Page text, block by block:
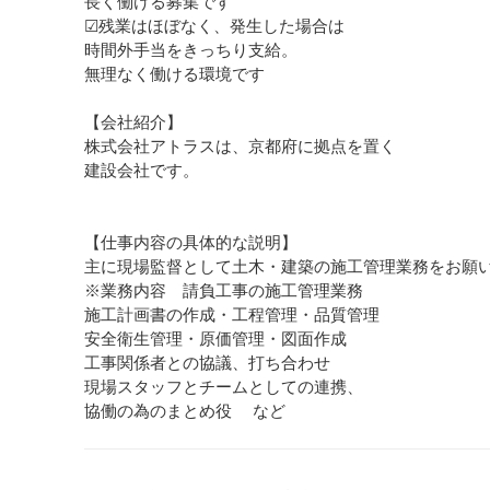
☑残業はほぼなく、発生した場合は
時間外手当をきっちり支給。
無理なく働ける環境です
【会社紹介】
株式会社アトラスは、京都府に拠点を置く
建設会社です。
【仕事内容の具体的な説明】
主に現場監督として土木・建築の施工管理業務をお願
※業務内容 請負工事の施工管理業務
施工計画書の作成・工程管理・品質管理
安全衛生管理・原価管理・図面作成
工事関係者との協議、打ち合わせ
現場スタッフとチームとしての連携、
協働の為のまとめ役 など